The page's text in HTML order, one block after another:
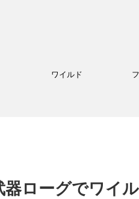
ワイルド
ローグでワイル